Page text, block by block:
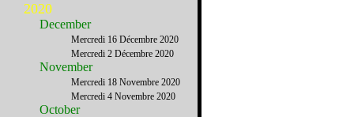
2020
December
Mercredi 16 Décembre 2020
Mercredi 2 Décembre 2020
November
Mercredi 18 Novembre 2020
Mercredi 4 Novembre 2020
October